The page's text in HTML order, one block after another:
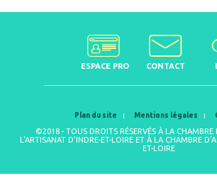
ESPACE PRO CONTACT
Plan du site Mentions légales
©2018 - TOUS DROITS RÉSERVÉS À LA CHAMBRE
L'ARTISANAT D'INDRE-ET-LOIRE ET À LA CHAMBRE
ET-LOIRE